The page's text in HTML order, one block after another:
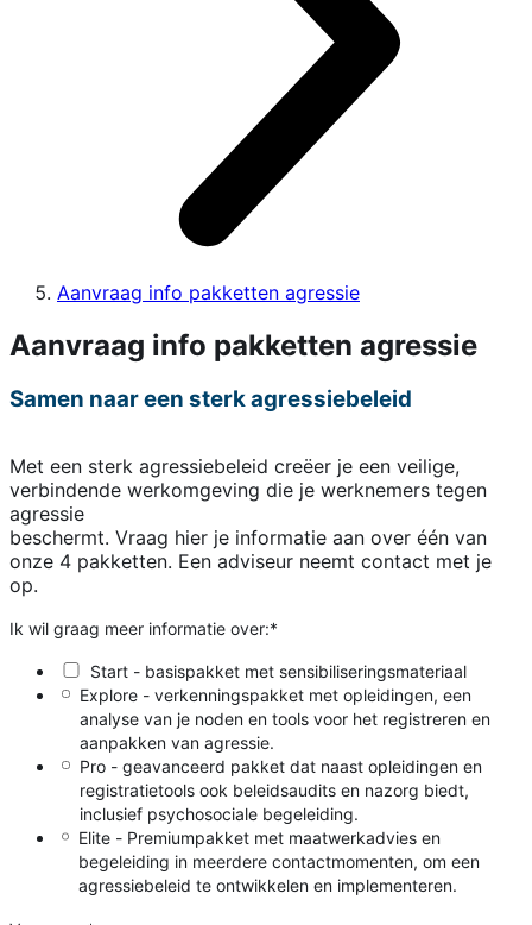
Aanvraag info pakketten agressie
Aanvraag info pakketten agressie
Samen naar een sterk agressiebeleid
Met een sterk agressiebeleid creëer je een veilige,
verbindende werkomgeving die je werknemers tegen
agressie
beschermt. Vraag hier je informatie aan over één van
onze 4 pakketten. Een adviseur neemt contact met je
op.
Ik wil graag meer informatie over:*
Start - basispakket met sensibiliseringsmateriaal
Explore - verkenningspakket met opleidingen, een
analyse van je noden en tools voor het registreren en
aanpakken van agressie.
Pro - geavanceerd pakket dat naast opleidingen en
registratietools ook beleidsaudits en nazorg biedt,
inclusief psychosociale begeleiding.
Elite - Premiumpakket met maatwerkadvies en
begeleiding in meerdere contactmomenten, om een
agressiebeleid te ontwikkelen en implementeren.